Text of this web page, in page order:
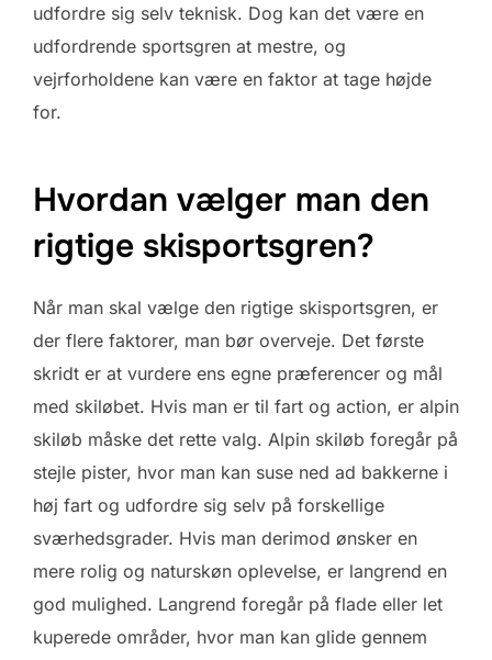
udfordre sig selv teknisk. Dog kan det være en
udfordrende sportsgren at mestre, og
vejrforholdene kan være en faktor at tage højde
for.
Hvordan vælger man den
rigtige skisportsgren?
Når man skal vælge den rigtige skisportsgren, er
der flere faktorer, man bør overveje. Det første
skridt er at vurdere ens egne præferencer og mål
med skiløbet. Hvis man er til fart og action, er alpin
skiløb måske det rette valg. Alpin skiløb foregår på
stejle pister, hvor man kan suse ned ad bakkerne i
høj fart og udfordre sig selv på forskellige
sværhedsgrader. Hvis man derimod ønsker en
mere rolig og naturskøn oplevelse, er langrend en
god mulighed. Langrend foregår på flade eller let
kuperede områder, hvor man kan glide gennem